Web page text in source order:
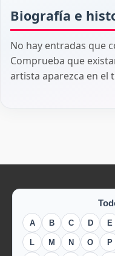
Biografía e
No hay entradas que
Comprueba que
artista aparezca en el
A B C D E
L M N O P